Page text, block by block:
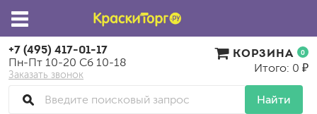
+7 (495) 417-01-17
Пн-Пт 10-20 Сб 10-18
Заказать звонок
Найти
КОРЗИНА 0
Итого: 0 ₽